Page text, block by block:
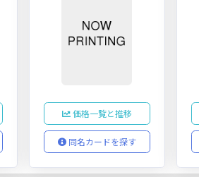
価格一覧と推移
同名カードを探す